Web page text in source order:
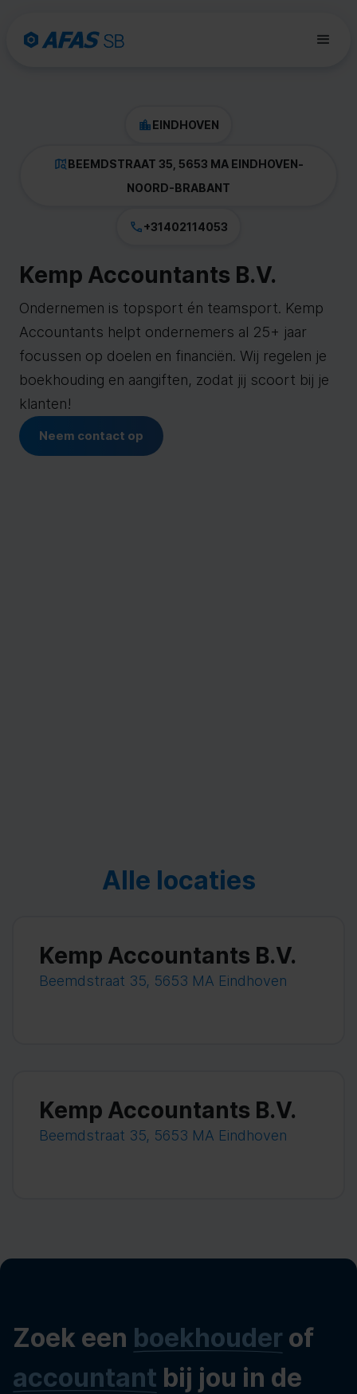
EINDHOVEN
BEEMDSTRAAT 35, 5653 MA EINDHOVEN-
NOORD-BRABANT
+31402114053
Kemp Accountants B.V.
Ondernemen is topsport én teamsport. Kemp
Accountants helpt ondernemers al 25+ jaar
focussen op doelen en financiën. Wij regelen je
boekhouding en aangiften, zodat jij scoort bij je
klanten!
Neem contact op
Alle locaties
Kemp Accountants B.V.
Beemdstraat 35, 5653 MA Eindhoven
Kemp Accountants B.V.
Beemdstraat 35, 5653 MA Eindhoven
Zoek een boekhouder of
accountant bij jou in de